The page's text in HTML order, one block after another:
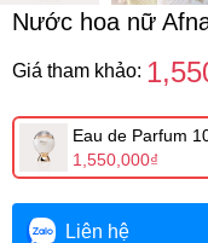
Nước hoa nữ
Giá tham khảo:
Eau de Parfum
1,550,000₫
Liên hệ